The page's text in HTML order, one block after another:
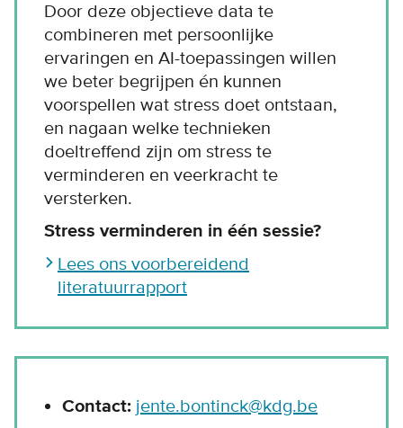
Door deze objectieve data te
combineren met persoonlijke
ervaringen en AI-toepassingen willen
we beter begrijpen én kunnen
voorspellen wat stress doet ontstaan,
en nagaan welke technieken
doeltreffend zijn om stress te
verminderen en veerkracht te
versterken.
Stress verminderen in één sessie?
Lees ons voorbereidend
literatuurrapport
Contact: jente.bontinck@kdg.be